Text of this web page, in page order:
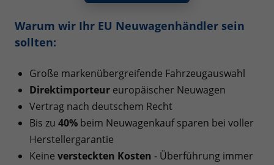
Warum wir Ihr EU Neuwagenhändler sein
sollten:
Große markenübergreifende Fahrzeugauswahl
Direktimporteur europäischer Neuwagen
Vertrag nach deutschem Recht
Bis zu 40% beim Neuwagenkauf sparen bei voller
Herstellergarantie
Keine versteckten Kosten - Überführung immer